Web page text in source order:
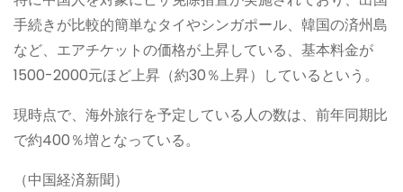
手続きが比較的簡単なタイやシンガポール、韓国の済州島
など、エアチケットの価格が上昇している、基本料金が
1500-2000元ほど上昇（約30％上昇）しているという。
現時点で、海外旅行を予定している人の数は、前年同期比
で約400％増となっている。
（中国経済新聞）